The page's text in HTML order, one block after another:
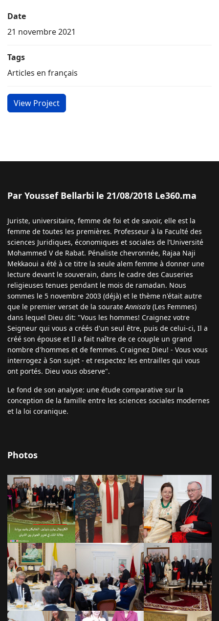
Date
21 novembre 2021
Tags
Articles en français
View Project
Par Youssef Bellarbi le 21/08/2018 Le360.ma
Juriste, universitaire, femme de foi et de savoir, elle est la
femme de toutes les premières. Professeur à la Faculté des
sciences Juridiques, économiques et sociales de l’Université
Mohammed V de Rabat. Pénaliste chevronnée, Rajaa Naji
Mekkaoui a été à ce titre la seule alem femme à donner une
lecture devant le souverain, dans le cadre des Causeries
religieuses tenues pendant le mois de ramadan. Nous
sommes le 5 novembre 2003 (déjà) et le thème n'était autre
que le premier verset de la sourate Annisa'a (Les Femmes)
dans lequel Dieu dit: "Vous les hommes! Craignez votre
Seigneur qui vous a créés d'un seul être, puis de celui-ci, Il a
créé son épouse et Il a fait naître de ce couple un grand
nombre d'hommes et de femmes. Craignez Dieu! - Vous vous
interrogez à Son sujet - et respectez les entrailles qui vous
ont portés. Dieu vous observe".
Le fond de son analyse: une étude comparative sur la
conception de la famille entre les sciences sociales modernes
et la loi coranique.
Photos